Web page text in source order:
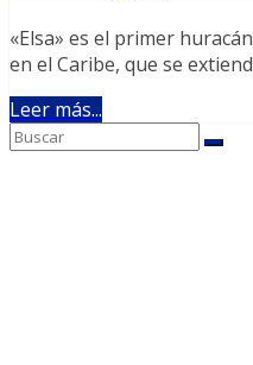
«Elsa» es el primer
en el Caribe, que se
Leer más...